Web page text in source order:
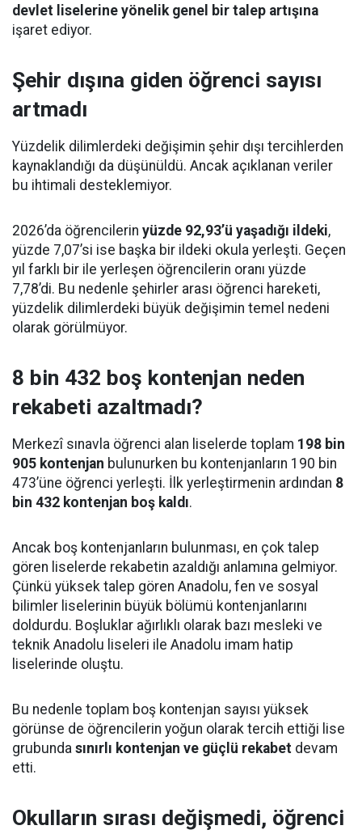
devlet liselerine yönelik genel bir talep artışına
işaret ediyor.
Şehir dışına giden öğrenci sayısı
artmadı
Yüzdelik dilimlerdeki değişimin şehir dışı tercihlerden
kaynaklandığı da düşünüldü. Ancak açıklanan veriler
bu ihtimali desteklemiyor.
2026’da öğrencilerin yüzde 92,93’ü yaşadığı ildeki,
yüzde 7,07’si ise başka bir ildeki okula yerleşti. Geçen
yıl farklı bir ile yerleşen öğrencilerin oranı yüzde
7,78’di. Bu nedenle şehirler arası öğrenci hareketi,
yüzdelik dilimlerdeki büyük değişimin temel nedeni
olarak görülmüyor.
8 bin 432 boş kontenjan neden
rekabeti azaltmadı?
Merkezî sınavla öğrenci alan liselerde toplam 198 bin
905 kontenjan bulunurken bu kontenjanların 190 bin
473’üne öğrenci yerleşti. İlk yerleştirmenin ardından 8
bin 432 kontenjan boş kaldı.
Ancak boş kontenjanların bulunması, en çok talep
gören liselerde rekabetin azaldığı anlamına gelmiyor.
Çünkü yüksek talep gören Anadolu, fen ve sosyal
bilimler liselerinin büyük bölümü kontenjanlarını
doldurdu. Boşluklar ağırlıklı olarak bazı mesleki ve
teknik Anadolu liseleri ile Anadolu imam hatip
liselerinde oluştu.
Bu nedenle toplam boş kontenjan sayısı yüksek
görünse de öğrencilerin yoğun olarak tercih ettiği lise
grubunda sınırlı kontenjan ve güçlü rekabet devam
etti.
Okulların sırası değişmedi, öğrenci